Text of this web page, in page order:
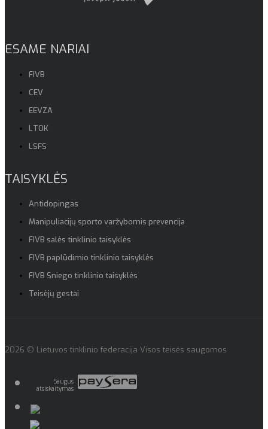
ESAME NARIAI
FIVB
CEV
EEVZA
LTOK
LSFS
TAISYKLĖS
Antidopingas
Manipuliacijų sporto varžybomis prevencija
FIVB salės tinklinio taisyklės
FIVB paplūdimio tinklinio taisyklės
FIVB Sniego tinklinio taisyklės
Teisėjų gestai
2026 © Lietuvos tinklinio federacija Visos teisės saugomos
Saugus
atsiskaitymas